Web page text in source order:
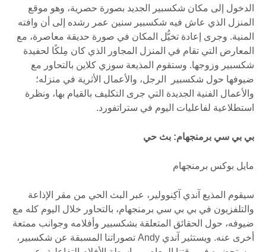
الدخول إلى مكان شكسبير الجديد بصورة حصرية، وهو موقع
المنزل الذي عاش فيه شكسبير سنين عمر رشده إلى أن وافته
المنية. وجرى إعادة تخيُّل المكان في صورة حديقة معاصرة، مع
المعارض التي تقام في المنزل المجاور الذي كان مِلكًا لحفيدة
شكسبير وزوجها. وستقوم المذيعة سوزي كلاين بالتحاور مع
ضيوفها حول شكسبير الرجل، والأعمال الأثرية في منزله؛
والأعمال الفنية الجديدة التي جرى التكليف بالقيام بها، ونظرة
استطلاعية لفاعليات اليوم في ستراتفورد.
بي بي سي برمنجهام: بث حي
مايل بوكس برمنجهام
سيقوم المذيع آندي آكِنوولير، عبر البث الحي من مقر الإذاعة
والتلفزيون في بي بي سي برمنجهام، بالتحاور خلال اليوم كله مع
ضيوفه، حول الحقائق المتعلقة بشكسبير وأفلامه وجوانب ممتعة
أخرى عنه. ويستثير آندي Andy تصوراتنا المسبقة عن شكسبير،